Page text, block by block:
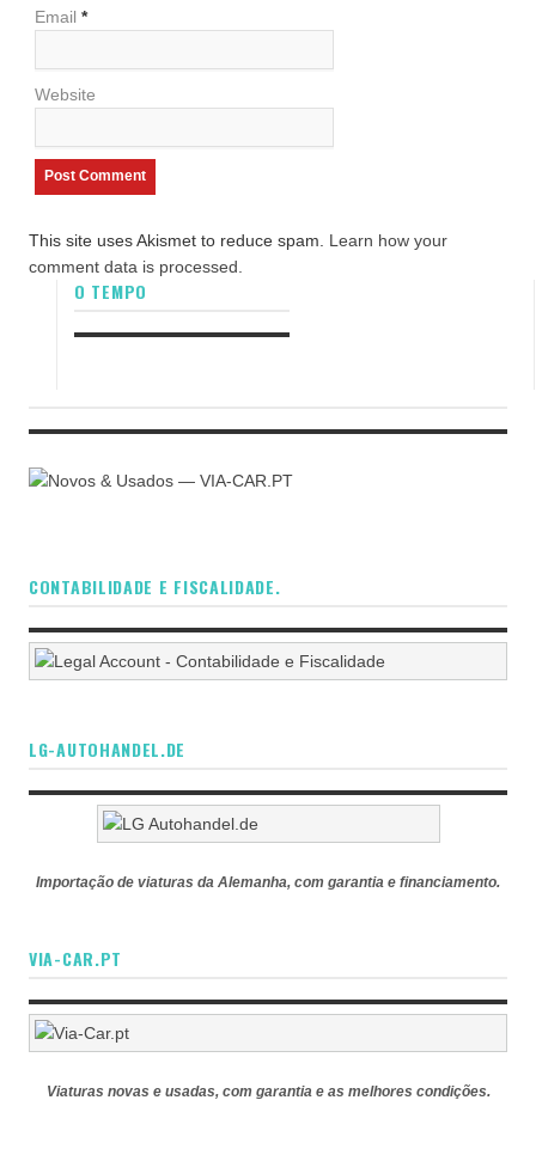
Email *
Website
This site uses Akismet to reduce spam. Learn how your
comment data is processed.
O TEMPO
CONTABILIDADE E FISCALIDADE.
LG-AUTOHANDEL.DE
Importação de viaturas da Alemanha, com garantia e financiamento.
VIA-CAR.PT
Viaturas novas e usadas, com garantia e as melhores condições.